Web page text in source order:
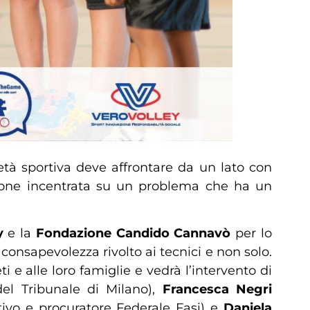
sportiva deve affrontare da un lato con
incentrata su un problema che ha un
e la Fondazione Candido Cannavò per lo
rivolto ai tecnici e non solo.
e alle loro famiglie e vedrà l’intervento di
Tribunale di Milano), Francesca Negri